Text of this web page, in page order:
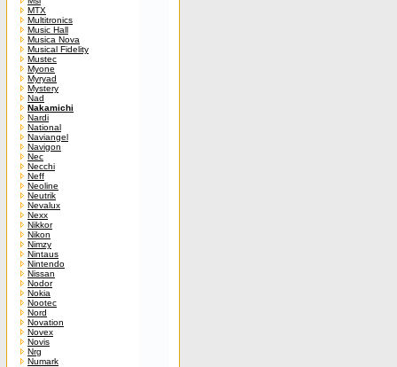
MTX
Multitronics
Music Hall
Musica Nova
Musical Fidelity
Mustec
Myone
Myryad
Mystery
Nad
Nakamichi
Nardi
National
Naviangel
Navigon
Nec
Necchi
Neff
Neoline
Neutrik
Nevalux
Nexx
Nikkor
Nikon
Nimzy
Nintaus
Nintendo
Nissan
Nodor
Nokia
Nootec
Nord
Novation
Novex
Novis
Nrg
Numark